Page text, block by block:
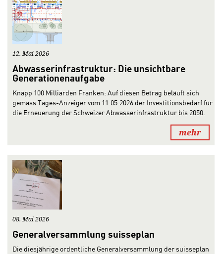
12. Mai 2026
Abwasserinfrastruktur: Die unsichtbare
Generationenaufgabe
Knapp 100 Milliarden Franken: Auf diesen Betrag beläuft sich
gemäss Tages-Anzeiger vom 11.05.2026 der Investitionsbedarf für
die Erneuerung der Schweizer Abwasserinfrastruktur bis 2050.
mehr
08. Mai 2026
Generalversammlung suisseplan
Die diesjährige ordentliche Generalversammlung der suisseplan